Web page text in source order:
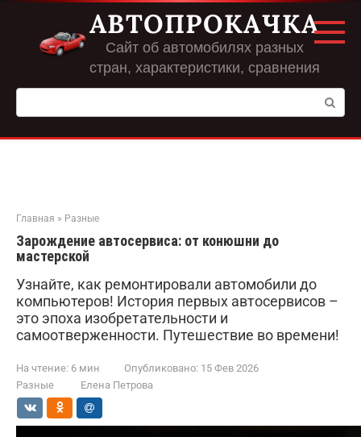
Перейти
контенту
АВТОПРОКАЧКА
Сайт об автомобилях разных
стран, характеристики, сравнения
Поиск:
Главная » Разные
Зарождение автосервиса: от конюшни до
мастерской
Узнайте, как ремонтировали автомобили до
компьютеров! История первых автосервисов –
это эпоха изобретательности и
самоотверженности. Путешествие во времени!
На чтение: 6 мин Опубликовано: 15 Фев 2026
Разные
Елена Петрова